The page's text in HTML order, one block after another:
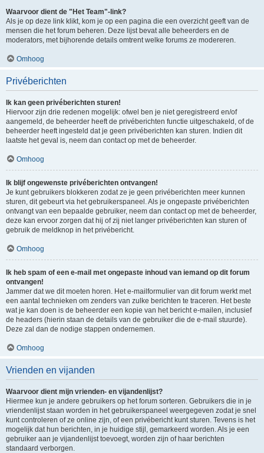
Waarvoor dient de "Het Team"-link?
Als je op deze link klikt, kom je op een pagina die een overzicht geeft van de
mensen die het forum beheren. Deze lijst bevat alle beheerders en de
moderators, met bijhorende details omtrent welke forums ze modereren.
Omhoog
Privéberichten
Ik kan geen privéberichten sturen!
Hiervoor zijn drie redenen mogelijk: ofwel ben je niet geregistreerd en/of
aangemeld, de beheerder heeft de privéberichten functie uitgeschakeld, of de
beheerder heeft ingesteld dat je geen privéberichten kan sturen. Indien dit
laatste het geval is, neem dan contact op met de beheerder.
Omhoog
Ik blijf ongewenste privéberichten ontvangen!
Je kunt gebruikers blokkeren zodat ze je geen privéberichten meer kunnen
sturen, dit gebeurt via het gebruikerspaneel. Als je ongepaste privéberichten
ontvangt van een bepaalde gebruiker, neem dan contact op met de beheerder,
deze kan ervoor zorgen dat hij of zij niet langer privéberichten kan sturen of
gebruik de meldknop in het privébericht.
Omhoog
Ik heb spam of een e-mail met ongepaste inhoud van iemand op dit forum
ontvangen!
Jammer dat we dit moeten horen. Het e-mailformulier van dit forum werkt met
een aantal technieken om zenders van zulke berichten te traceren. Het beste
wat je kan doen is de beheerder een kopie van het bericht e-mailen, inclusief
de headers (hierin staan de details van de gebruiker die de e-mail stuurde).
Deze zal dan de nodige stappen ondernemen.
Omhoog
Vrienden en vijanden
Waarvoor dient mijn vrienden- en vijandenlijst?
Hiermee kun je andere gebruikers op het forum sorteren. Gebruikers die in je
vriendenlijst staan worden in het gebruikerspaneel weergegeven zodat je snel
kunt controleren of ze online zijn, of een privébericht kunt sturen. Tevens is het
mogelijk dat hun berichten, in je huidige stijl, gemarkeerd worden. Als je een
gebruiker aan je vijandenlijst toevoegt, worden zijn of haar berichten
standaard verborgen.